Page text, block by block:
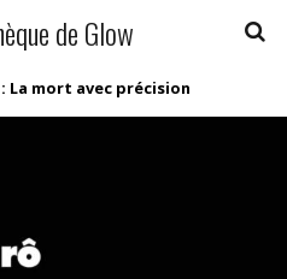
de Glow
La mort avec précision